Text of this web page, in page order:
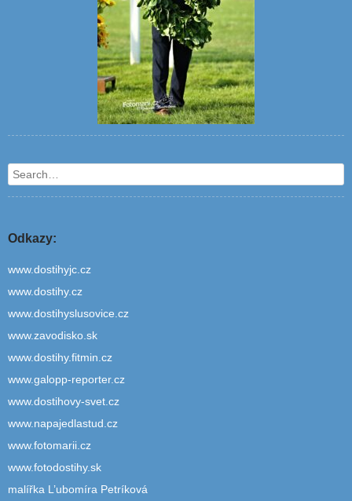
Search
Odkazy:
www.dostihyjc.cz
www.dostihy.cz
www.dostihyslusovice.cz
www.zavodisko.sk
www.dostihy.fitmin.cz
www.galopp-reporter.cz
www.dostihovy-svet.cz
www.napajedlastud.cz
www.fotomarii.cz
www.fotodostihy.sk
malířka L’ubomíra Petríková